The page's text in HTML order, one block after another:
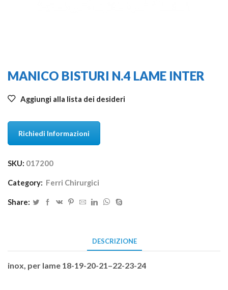
MANICO BISTURI N.4 LAME INTER
Aggiungi alla lista dei desideri
Richiedi Informazioni
SKU: 017200
Category: Ferri Chirurgici
Share:
DESCRIZIONE
inox, per lame 18-19-20-21–22-23-24